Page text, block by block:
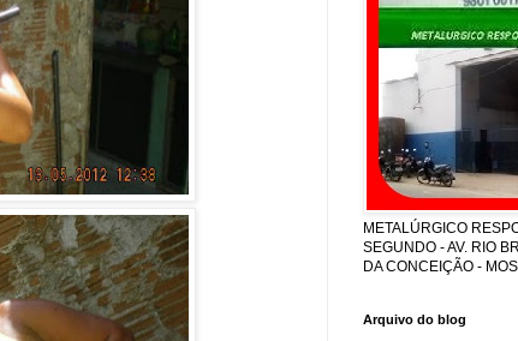
METALÚRGICO
SEGUNDO - AV. RIO
DA CONCEIÇÃO -
Arquivo do blog